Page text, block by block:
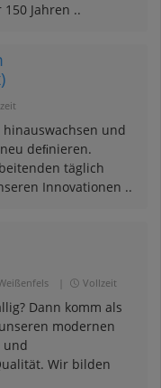
Jahren ..
und
deﬁnieren.
täglich
Innovationen ..
Vollzeit
Dann komm als
modernen
und
Wir bilden